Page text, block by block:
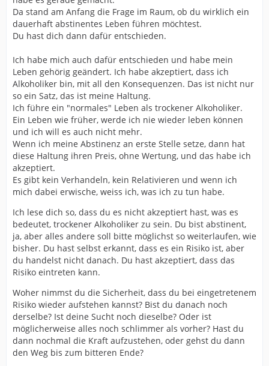
Da stand am Anfang die Frage im Raum, ob du wirklich ein
dauerhaft abstinentes Leben führen möchtest.
Du hast dich dann dafür entschieden.
Ich habe mich auch dafür entschieden und habe mein
Leben gehörig geändert. Ich habe akzeptiert, dass ich
Alkoholiker bin, mit all den Konsequenzen. Das ist nicht nur
so ein Satz, das ist meine Haltung.
Ich führe ein "normales" Leben als trockener Alkoholiker.
Ein Leben wie früher, werde ich nie wieder leben können
und ich will es auch nicht mehr.
Wenn ich meine Abstinenz an erste Stelle setze, dann hat
diese Haltung ihren Preis, ohne Wertung, und das habe ich
akzeptiert.
Es gibt kein Verhandeln, kein Relativieren und wenn ich
mich dabei erwische, weiss ich, was ich zu tun habe.
Ich lese dich so, dass du es nicht akzeptiert hast, was es
bedeutet, trockener Alkoholiker zu sein. Du bist abstinent,
ja, aber alles andere soll bitte möglichst so weiterlaufen, wie
bisher. Du hast selbst erkannt, dass es ein Risiko ist, aber
du handelst nicht danach. Du hast akzeptiert, dass das
Risiko eintreten kann.
Woher nimmst du die Sicherheit, dass du bei eingetretenem
Risiko wieder aufstehen kannst? Bist du danach noch
derselbe? Ist deine Sucht noch dieselbe? Oder ist
möglicherweise alles noch schlimmer als vorher? Hast du
dann nochmal die Kraft aufzustehen, oder gehst du dann
den Weg bis zum bitteren Ende?